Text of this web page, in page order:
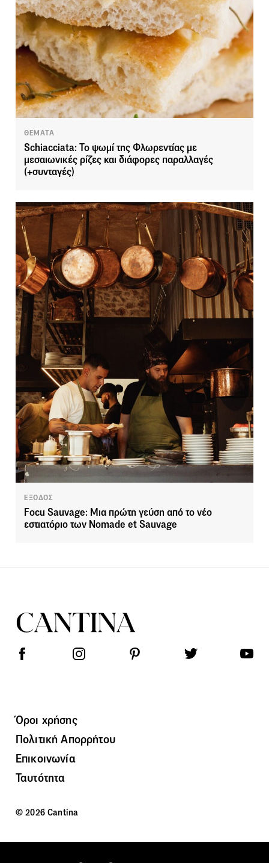
ΘΕΜΑΤΑ
Schiacciata: Το ψωμί της Φλωρεντίας με
μεσαιωνικές ρίζες και διάφορες παραλλαγές
(+συνταγές)
ΕΞΟΔΟΣ
Focu Sauvage: Μια πρώτη γεύση από το νέο
εστιατόριο των Nomade et Sauvage
Όροι χρήσης
Πολιτική Απορρήτου
Επικοινωνία
Ταυτότητα
© 2026 Cantina